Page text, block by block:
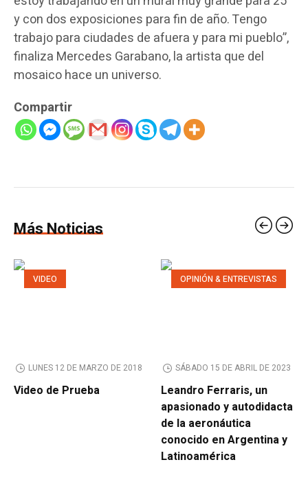
y con dos exposiciones para fin de año. Tengo
trabajo para ciudades de afuera y para mi pueblo”,
finaliza Mercedes Garabano, la artista que del
mosaico hace un universo.
Compartir
Más Noticias
VIDEO
LUNES 12 DE MARZO DE 2018
Video de Prueba
OPINIÓN & ENTREVISTAS
SÁBADO 15 DE ABRIL DE 2023
Leandro Ferraris, un
apasionado y autodidacta
de la aeronáutica
conocido en Argentina y
Latinoamérica